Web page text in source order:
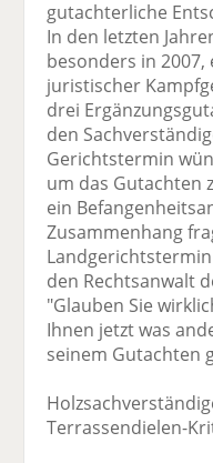
gutachterliche
In den letzten
besonders in
juristischer
drei
den
Gerichtstermin
um das Gutachten
ein
Zusammenhang
den Rechtsanwalt
"Glauben Sie
Ihnen jetzt was
seinem Gutachten
Terrassendielen-